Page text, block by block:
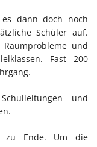
es dann doch noch
Schüler auf.
und
Fast 200
und
zu Ende. Um die